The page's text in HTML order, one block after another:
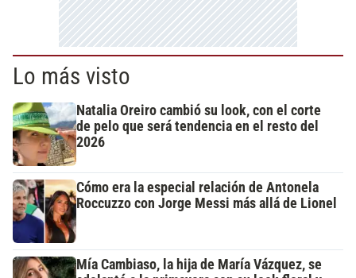
Lo más visto
Natalia Oreiro cambió su look, con el corte
de pelo que será tendencia en el resto del
2026
Cómo era la especial relación de Antonela
Roccuzzo con Jorge Messi más allá de Lionel
Mía Cambiaso, la hija de María Vázquez, se